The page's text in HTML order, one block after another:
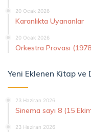
20 Ocak 2026
Karanlıkta Uyananlar
20 Ocak 2026
Orkestra Provası
Yeni Eklenen Kitap ve
23 Haziran 2026
Sinema sayı 8 (15
23 Haziran 2026